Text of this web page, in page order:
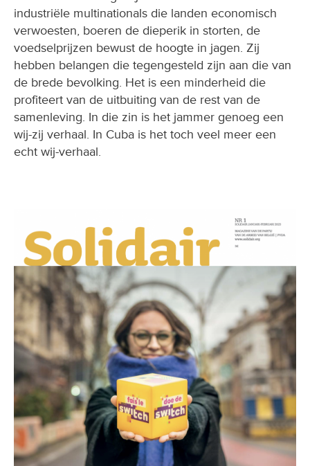
industriële multinationals die landen economisch
verwoesten, boeren de dieperik in storten, de
voedselprijzen bewust de hoogte in jagen. Zij
hebben belangen die tegengesteld zijn aan die van
de brede bevolking. Het is een minderheid die
profiteert van de uitbuiting van de rest van de
samenleving. In die zin is het jammer genoeg een
wij-zij verhaal. In Cuba is het toch veel meer een
echt wij-verhaal.